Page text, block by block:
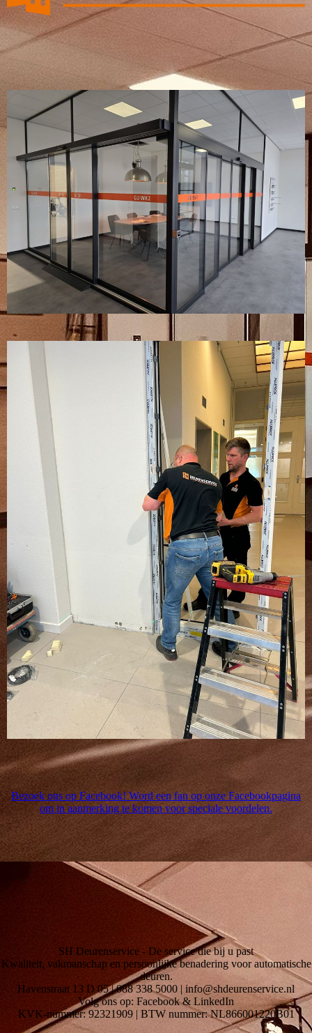
Bezoek ons op Facebook! Word een fan op onze Facebookpagina
om in aanmerking te komen voor speciale voordelen.
SH Deurenservice - De service die bij u past
Kwaliteit, vakmanschap en persoonlijke benadering voor automatische
deuren.
Havenstraat 13 D 05 | 088 338 5000 | info@shdeurenservice.nl
Volg ons op: Facebook & LinkedIn
KVK-nummer: 92321909 | BTW nummer: NL866001220B01